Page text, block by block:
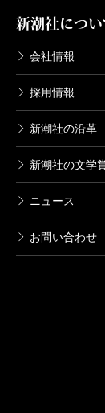
さんは「あな
いであるはず
き連れてルビ
ていたんだけ
団しかいない
例の「賽は投
スを中心にし
コンを渡った
選んではいけ
たね。塩野さ
な。私の好き
もってエリー
な男。つまり
ね。
ウジウジする
った。神聖ロ
新潮社につ
会社情報
採用情報
新潮社の沿革
新潮社の文学
ニュース
お問い合わせ